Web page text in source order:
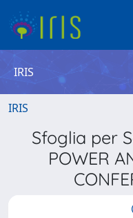
IRIS
IRIS
Sfoglia per
POWER